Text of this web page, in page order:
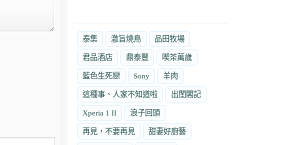
泰集 激旨燒鳥 品田牧場
君品酒店 鼎泰豐 喫茶萬歲
藍色生死戀 Sony 羊肉
這種事、人家不知道啦 出閨閣記
Xperia 1 II 浪子回頭
再見，不要再見 甜妻好廚藝